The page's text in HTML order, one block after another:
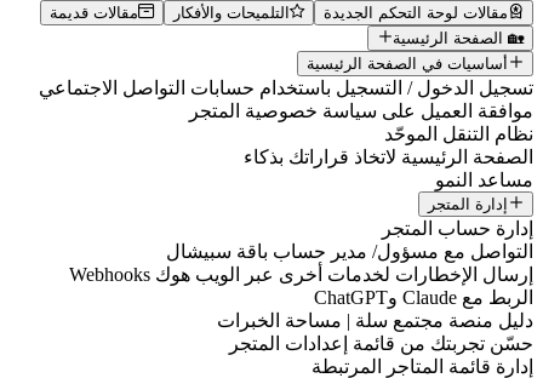
مقالات لوحة التحكم الجديدة التلميحات والأفكار
مقالات قديمة
🏡 الصفحة الرئيسية
أساسيات في الصفحة الرئيسية
تسجيل الدخول / التسجيل باستخدام حسابات التواصل الاجتماعي
موافقة العميل على سياسة خصوصية المتجر
نظام التنقل الموحّد
الصفحة الرئيسية لاتخاذ قراراتك بذكاء
مساعد النمو
إدارة المتجر
إدارة حساب المتجر
التواصل مع مسؤول/ مدير حساب باقة سبيشال
إرسال الإخطارات لخدمات أخرى عبر الويب هوك Webhooks
الربط مع Claude وChatGPT
دليل منصة مجتمع سلة | مساحة الخبرات
حسّن تجربتك من قائمة إعدادات المتجر
إدارة قائمة المتاجر المرتبطة